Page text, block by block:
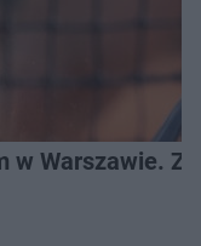
w Warszawie.